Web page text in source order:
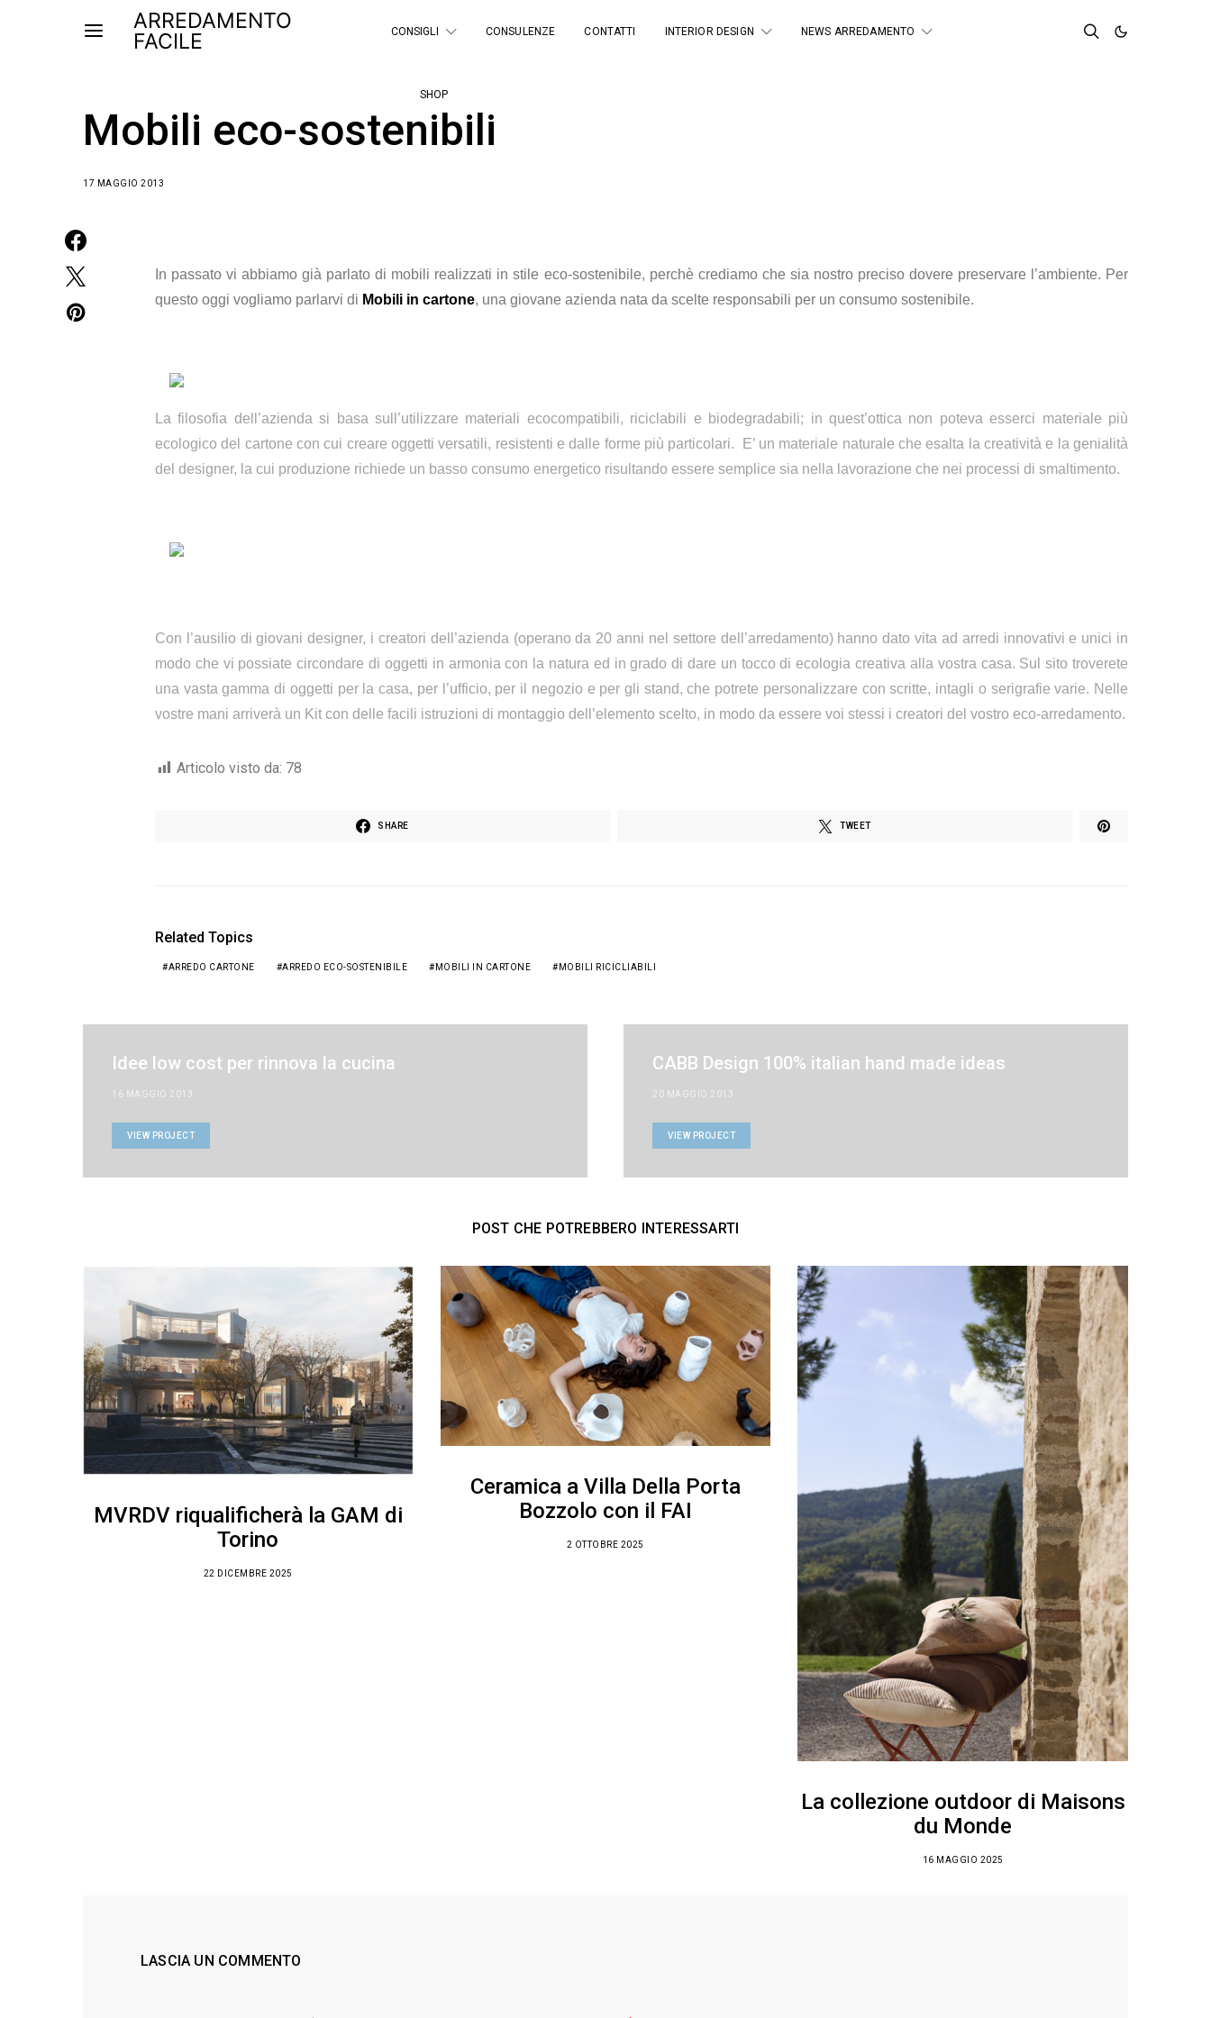
ARREDAMENTO
FACILE
CONSIGLI CONSULENZE CONTATTI INTERIOR DESIGN NEWS ARREDAMENTO
SHOP
Mobili eco-sostenibili
17 MAGGIO 2013
In passato vi abbiamo già parlato di mobili realizzati in stile eco-sostenibile, perchè crediamo che sia nostro preciso dovere preservare l’ambiente. Per
questo oggi vogliamo parlarvi di Mobili in cartone, una giovane azienda nata da scelte responsabili per un consumo sostenibile.
La filosofia dell’azienda si basa sull’utilizzare materiali ecocompatibili, riciclabili e biodegradabili; in quest’ottica non poteva esserci materiale più
ecologico del cartone con cui creare oggetti versatili, resistenti e dalle forme più particolari.
E’ un materiale naturale che esalta la creatività e la genialità
del designer, la cui produzione richiede un basso consumo energetico risultando essere semplice sia nella lavorazione che nei processi di smaltimento.
Con l’ausilio di giovani designer, i creatori dell’azienda (operano da 20 anni nel settore dell’arredamento) hanno dato vita ad arredi innovativi e unici in
modo che vi possiate circondare di oggetti in armonia con la natura ed in grado di dare un tocco di ecologia creativa alla vostra casa. Sul sito troverete
una vasta gamma di oggetti per la casa, per l’ufficio, per il negozio e per gli stand, che potrete personalizzare con scritte, intagli o serigrafie varie. Nelle
vostre mani arriverà un Kit con delle facili istruzioni di montaggio dell’elemento scelto, in modo da essere voi stessi i creatori del vostro eco-arredamento.
Articolo visto da: 78
SHARE TWEET
Related Topics
ARREDO CARTONE ARREDO ECO-SOSTENIBILE MOBILI IN CARTONE MOBILI RICICLIABILI
Idee low cost per rinnova la cucina
16 MAGGIO 2013
VIEW PROJECT
CABB Design 100% italian hand made ideas
20 MAGGIO 2013
VIEW PROJECT
POST CHE POTREBBERO INTERESSARTI
MVRDV riqualificherà la GAM di
Torino
22 DICEMBRE 2025
Ceramica a Villa Della Porta
Bozzolo con il FAI
2 OTTOBRE 2025
La collezione outdoor di Maisons
du Monde
16 MAGGIO 2025
LASCIA UN COMMENTO